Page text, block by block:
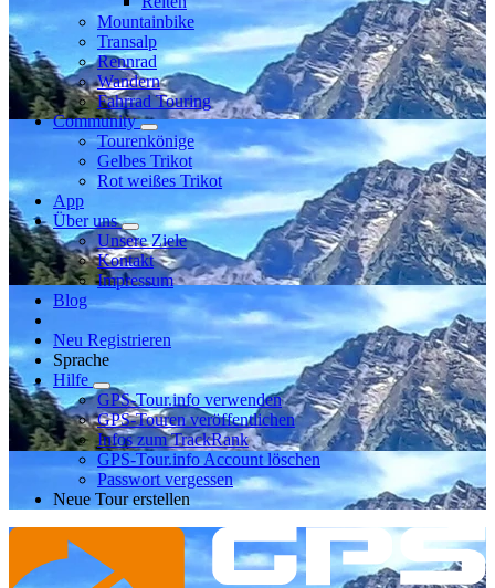
Mountainbike
Transalp
Rennrad
Wandern
Fahrrad Touring
Community
Tourenkönige
Gelbes Trikot
Rot weißes Trikot
App
Über uns
Unsere Ziele
Kontakt
Impressum
Blog
Neu Registrieren
Sprache
Hilfe
GPS-Tour.info verwenden
GPS-Touren veröffentlichen
Infos zum TrackRank
GPS-Tour.info Account löschen
Passwort vergessen
Neue Tour erstellen